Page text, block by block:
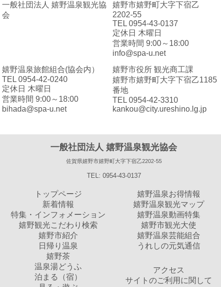
一般社団法人 嬉野温泉観光協
会
嬉野市嬉野町大字下宿乙
2202-55
TEL 0954-43-0137
定休日 木曜日
営業時間 9:00～18:00
info@spa-u.net
嬉野温泉旅館組合(協会内）
TEL 0954-42-0240
定休日 木曜日
営業時間 9:00～18:00
bihada@spa-u.net
嬉野市役所 観光商工課
嬉野市嬉野町大字下宿乙1185
番地
TEL 0954-42-3310
kankou@city.ureshino.lg.jp
一般社団法人 嬉野温泉観光協会
佐賀県嬉野市嬉野町大字下宿乙2202-55
TEL: 0954-43-0137
トップページ
新着情報
特集・インフォメーション
嬉野観光こだわり検索
嬉野市紹介
日帰り温泉
嬉野茶
温泉湯どうふ
泊まる（宿）
嬉野温泉お得情報
嬉野温泉観光マップ
嬉野温泉動画特集
嬉野市観光大使
嬉野温泉芸能組合
うれしの元気通信
アクセス
サイトのご利用に関して